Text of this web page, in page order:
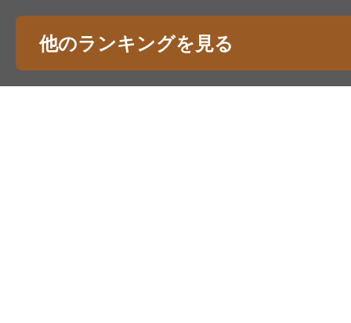
他のランキングを見る